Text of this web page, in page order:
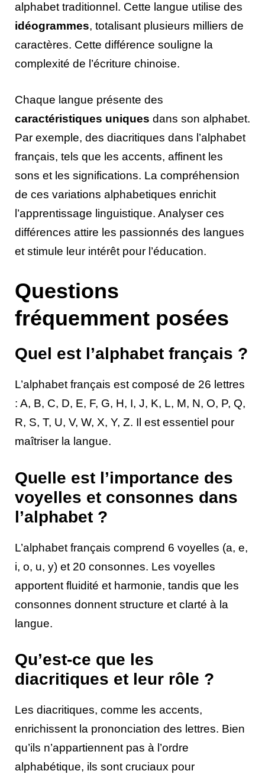
alphabet traditionnel. Cette langue utilise des
idéogrammes, totalisant plusieurs milliers de
caractères. Cette différence souligne la
complexité de l’écriture chinoise.
Chaque langue présente des
caractéristiques uniques dans son alphabet.
Par exemple, des diacritiques dans l’alphabet
français, tels que les accents, affinent les
sons et les significations. La compréhension
de ces variations alphabetiques enrichit
l’apprentissage linguistique. Analyser ces
différences attire les passionnés des langues
et stimule leur intérêt pour l’éducation.
Questions
fréquemment posées
Quel est l’alphabet français ?
L’alphabet français est composé de 26 lettres
: A, B, C, D, E, F, G, H, I, J, K, L, M, N, O, P, Q,
R, S, T, U, V, W, X, Y, Z. Il est essentiel pour
maîtriser la langue.
Quelle est l’importance des
voyelles et consonnes dans
l’alphabet ?
L’alphabet français comprend 6 voyelles (a, e,
i, o, u, y) et 20 consonnes. Les voyelles
apportent fluidité et harmonie, tandis que les
consonnes donnent structure et clarté à la
langue.
Qu’est-ce que les
diacritiques et leur rôle ?
Les diacritiques, comme les accents,
enrichissent la prononciation des lettres. Bien
qu’ils n’appartiennent pas à l’ordre
alphabétique, ils sont cruciaux pour